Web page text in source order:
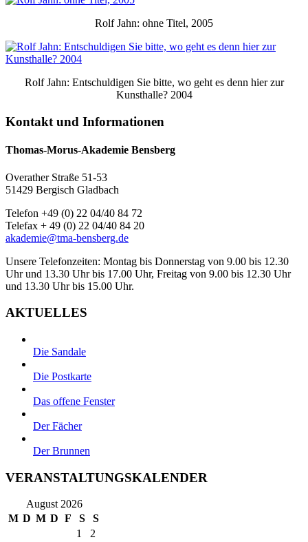
Rolf Jahn: ohne Titel, 2005
Rolf Jahn: Entschuldigen Sie bitte, wo geht es denn hier zur
Kunsthalle? 2004
Kontakt und Informationen
Thomas-Morus-Akademie Bensberg
Overather Straße 51-53
51429 Bergisch Gladbach
Telefon +49 (0) 22 04/40 84 72
Telefax + 49 (0) 22 04/40 84 20
akademie@tma-bensberg.de
Unsere Telefonzeiten: Montag bis Donnerstag von 9.00 bis 12.30
Uhr und 13.30 Uhr bis 17.00 Uhr, Freitag von 9.00 bis 12.30 Uhr
und 13.30 Uhr bis 15.00 Uhr.
AKTUELLES
Die Sandale
Die Postkarte
Das offene Fenster
Der Fächer
Der Brunnen
VERANSTALTUNGSKALENDER
August 2026
M D M D F S S
1
2